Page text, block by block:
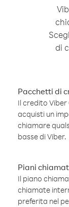
di
Pacchetti di
Il credito
acquisti un
chiamare
basse di Viber.
Piani
Il piano
chiamate
preferita nel